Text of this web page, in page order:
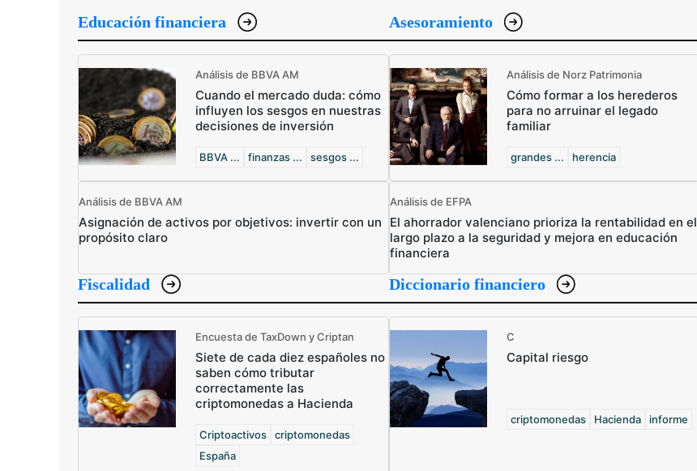
Educación financiera
Análisis de BBVA AM
Cuando el mercado duda: cómo
influyen los sesgos en nuestras
decisiones de inversión
BBVA ... finanzas ... sesgos ...
Análisis de BBVA AM
Asignación de activos por objetivos: invertir con un
propósito claro
Asesoramiento
Análisis de Norz Patrimonia
Cómo formar a los herederos
para no arruinar el legado
familiar
grandes ... herencia
Análisis de EFPA
El ahorrador valenciano prioriza la rentabilidad en el
largo plazo a la seguridad y mejora en educación
financiera
Fiscalidad
Encuesta de TaxDown y Criptan
Siete de cada diez españoles no
saben cómo tributar
correctamente las
criptomonedas a Hacienda
Criptoactivos
criptomonedas
España
Diccionario financiero
C
Capital riesgo
criptomonedas Hacienda informe